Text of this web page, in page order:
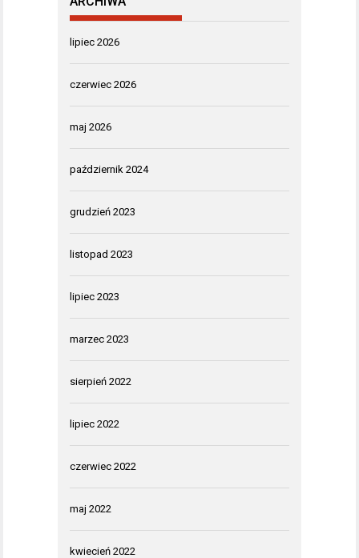
lipiec 2026
czerwiec 2026
maj 2026
październik 2024
grudzień 2023
listopad 2023
lipiec 2023
marzec 2023
sierpień 2022
lipiec 2022
czerwiec 2022
maj 2022
kwiecień 2022